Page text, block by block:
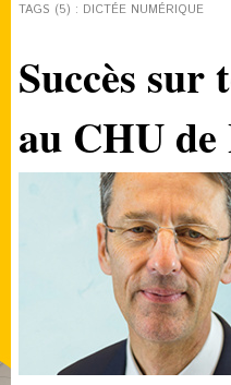
TAGS (5) : DICTÉE NUMÉRIQUE
Succès
au CHU de